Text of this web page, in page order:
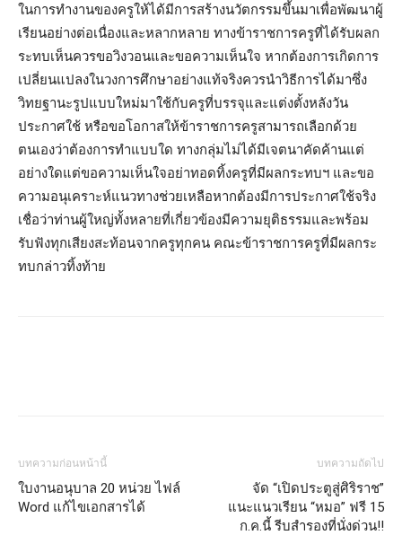
ในการทำงานของครูให้ได้มีการสร้างนวัตกรรมขึ้นมาเพื่อพัฒนาผู้
เรียนอย่างต่อเนื่องและหลากหลาย ทางข้าราชการครูที่ได้รับผลก
ระทบเห็นควรขอวิงวอนและขอความเห็นใจ หากต้องการเกิดการ
เปลี่ยนแปลงในวงการศึกษาอย่างแท้จริงควรนำวิธีการได้มาซึ่ง
วิทยฐานะรูปแบบใหม่มาใช้กับครูที่บรรจุและแต่งตั้งหลังวัน
ประกาศใช้ หรือขอโอกาสให้ข้าราชการครูสามารถเลือกด้วย
ตนเองว่าต้องการทำแบบใด ทางกลุ่มไม่ได้มีเจตนาคัดค้านแต่
อย่างใดแต่ขอความเห็นใจอย่าทอดทิ้งครูที่มีผลกระทบฯ และขอ
ความอนุเคราะห์แนวทางช่วยเหลือหากต้องมีการประกาศใช้จริง
เชื่อว่าท่านผู้ใหญ่ทั้งหลายที่เกี่ยวข้องมีความยุติธรรมและพร้อม
รับฟังทุกเสียงสะท้อนจากครูทุกคน คณะข้าราชการครูที่มีผลกระ
ทบกล่าวทิ้งท้าย
บทความก่อนหน้านี้
ใบงานอนุบาล 20 หน่วย ไฟล์
Word แก้ไขเอกสารได้
บทความถัดไป
จัด “เปิดประตูสู่ศิริราช”
แนะแนวเรียน “หมอ” ฟรี 15
ก.ค.นี้ รีบสำรองที่นั่งด่วน!!